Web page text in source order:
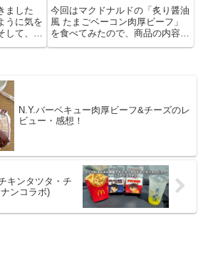
ました
うに気を
して、毎
ってきま
レビュー
つものグ
ど)
今回はマクドナルドの「炙り醤油
風 たまごベーコン肉厚ビーフ」
を食べてみたので、商品の内容に
ついてやレビュー(感想)を書いて
N.Y.バーベキュー肉厚ビーフ&チーズのレ
ビュー・感想！
キンタツタ・チ
ンコラボ)